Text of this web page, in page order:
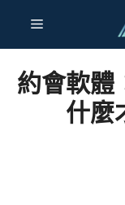
主
選
單
約會軟體
什麼